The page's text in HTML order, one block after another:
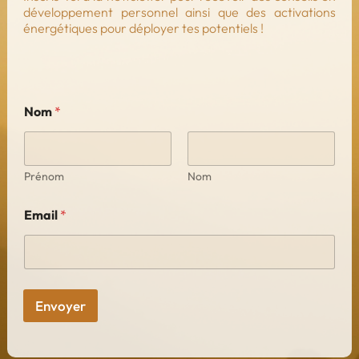
développement personnel ainsi que des activations
énergétiques pour déployer tes potentiels !
Nom *
Prénom Nom
Email *
Envoyer